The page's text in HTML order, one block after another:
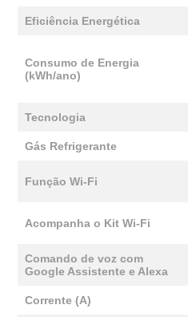
Eficiência Energética
Consumo de Energia
(kWh/ano)
Tecnologia
Gás Refrigerante
Função Wi-Fi
Acompanha o Kit Wi-Fi
Comando de voz com
Google Assistente e Alexa
Corrente (A)